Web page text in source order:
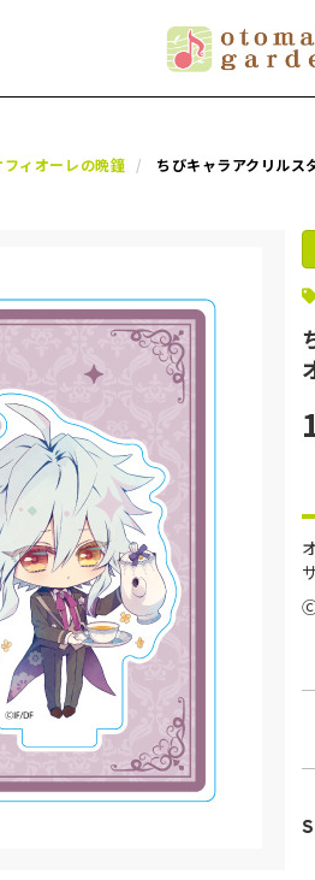
フィオーレの晩鐘 ちびキャラアクリル